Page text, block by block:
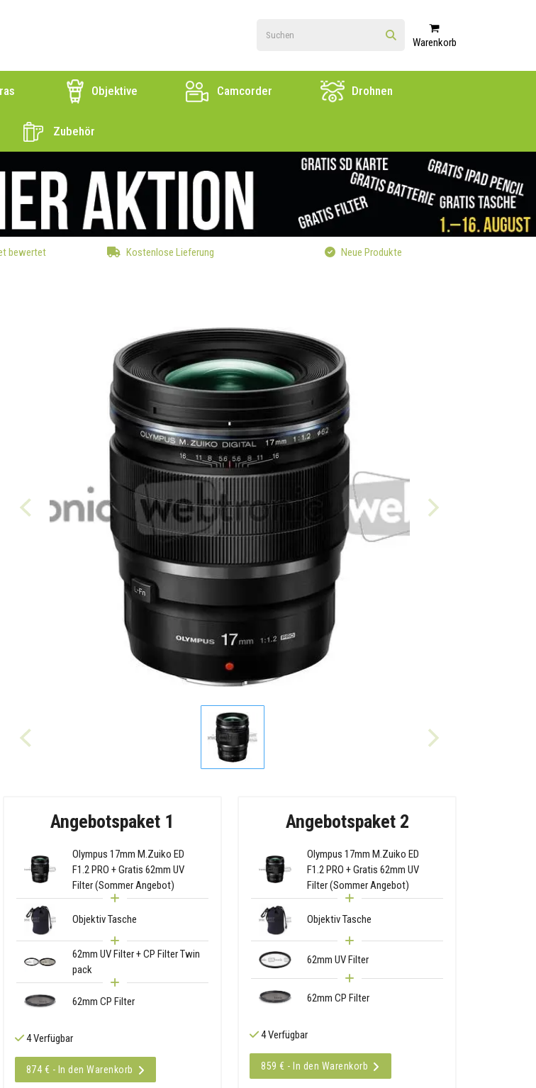
Warenkorb
Objektive Camcorder Drohnen
Zubehör
bewertet Kostenlose Lieferung Neue Produkte
Angebotspaket 1
Olympus 17mm M.Zuiko ED
F1.2 PRO + Gratis 62mm UV
Filter (Sommer Angebot)
Objektiv Tasche
62mm UV Filter + CP Filter Twin
pack
62mm CP Filter
4 Verfügbar
874 € - In den Warenkorb
Angebotspaket 2
Olympus 17mm M.Zuiko ED
F1.2 PRO + Gratis 62mm UV
Filter (Sommer Angebot)
Objektiv Tasche
62mm UV Filter
62mm CP Filter
4 Verfügbar
859 € - In den Warenkorb